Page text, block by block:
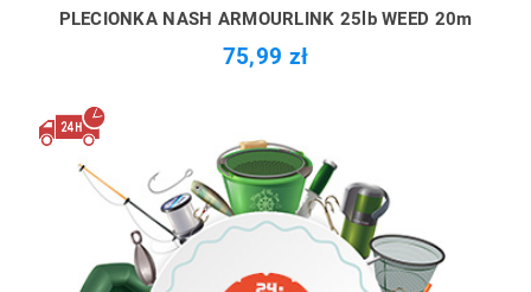
PLECIONKA NASH ARMOURLINK 25lb WEED 20m
75,99 zł